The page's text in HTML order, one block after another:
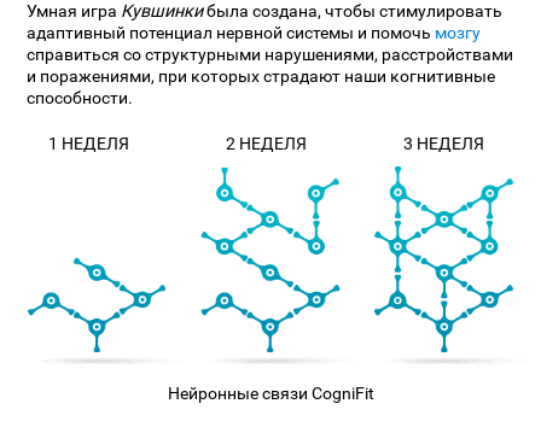
Умная игра Кувшинкибыла создана, чтобы стимулировать
адаптивный потенциал нервной системы и помочь мозгу
справиться со структурными нарушениями, расстройствами
и поражениями, при которых страдают наши когнитивные
способности.
1 НЕДЕЛЯ 2 НЕДЕЛЯ 3 НЕДЕЛЯ
Нейронные связи CogniFit